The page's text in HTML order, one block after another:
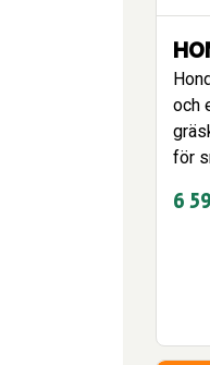
och
för
6